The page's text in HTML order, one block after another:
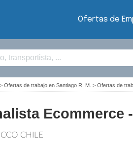
Ofertas de
> Ofertas de trabajo en Santiago R. M. > Ofertas de
Ecommerce
CHILE